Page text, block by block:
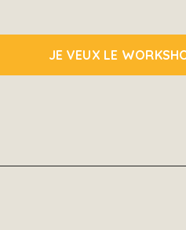
JE VEUX LE